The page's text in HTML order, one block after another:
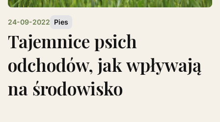
Pies
24-09-2022
Tajemnice psich
odchodów, jak wpływają
na środowisko